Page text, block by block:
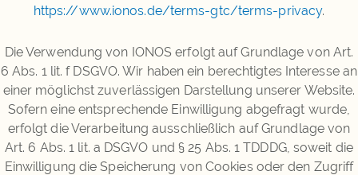
https://www.ionos.de/terms-gtc/terms-privacy.
Die Verwendung von IONOS erfolgt auf Grundlage von Art.
6 Abs. 1 lit. f DSGVO. Wir haben ein berechtigtes Interesse an
einer möglichst zuverlässigen Darstellung unserer Website.
Sofern eine entsprechende Einwilligung abgefragt wurde,
erfolgt die Verarbeitung ausschließlich auf Grundlage von
Art. 6 Abs. 1 lit. a DSGVO und § 25 Abs. 1 TDDDG, soweit die
Einwilligung die Speicherung von Cookies oder den Zugriff